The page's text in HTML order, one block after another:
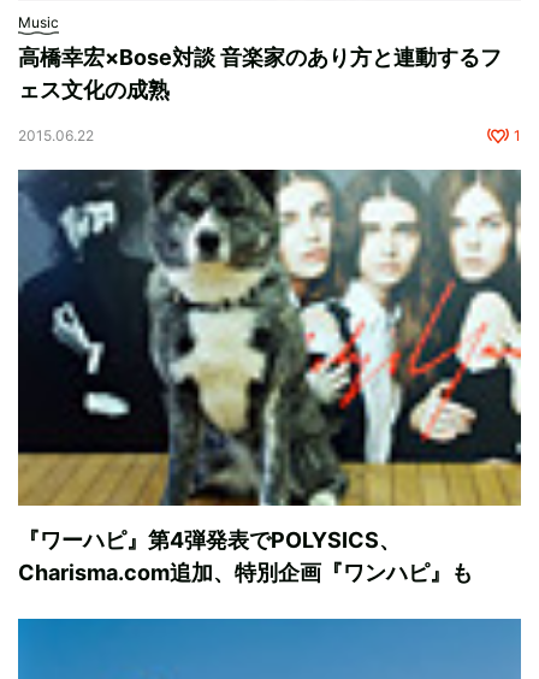
Music
高橋幸宏×Bose対談 音楽家のあり方と連動するフ
ェス文化の成熟
2015.06.22 1
『ワーハピ』第4弾発表でPOLYSICS、
Charisma.com追加、特別企画『ワンハピ』も